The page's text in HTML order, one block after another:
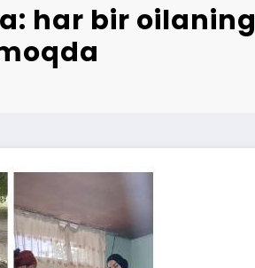
har bir oilaning